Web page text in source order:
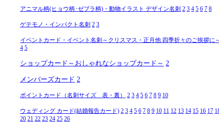
アニマル柄(ヒョウ柄･ゼブラ柄)・動物イラスト デザイン名刺 2 3 4 5 6 7 8
ゲテモノ・インパクト名刺 2 3
イベントカード・イベント名刺～クリスマス・正月他 四季折々のご挨拶に
4 5
ショップカード～おしゃれなショップカード～ 2
メンバーズカード 2
ポイントカード（名刺サイズ 表・裏） 2 3 4 5 6 7 8 9 10
ウェディング カード(結婚報告カード) 2 3 4 5 6 7 8 9 10 11 12 13 14 15 16 17
20 21 22 23 24 25 26